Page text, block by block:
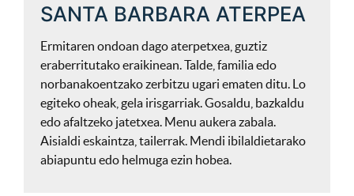
SANTA BARBARA ATERPEA
Ermitaren ondoan dago aterpetxea, guztiz
eraberritutako eraikinean. Talde, familia edo
norbanakoentzako zerbitzu ugari ematen ditu. Lo
egiteko oheak, gela irisgarriak. Gosaldu, bazkaldu
edo afaltzeko jatetxea. Menu aukera zabala.
Aisialdi eskaintza, tailerrak. Mendi ibilaldietarako
abiapuntu edo helmuga ezin hobea.